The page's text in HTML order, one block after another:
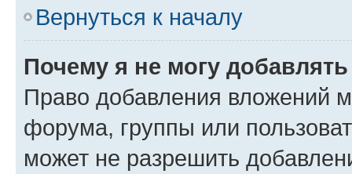
Вернуться к началу
Почему я не могу
Право добавления вложений
форума, группы или
может не разрешить